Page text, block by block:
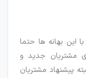
این بهانه ها حتما
مشتریان جدید و
پیشنهاد مشتریان